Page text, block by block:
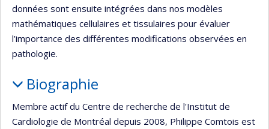
données sont ensuite intégrées dans nos modèles
mathématiques cellulaires et tissulaires pour évaluer
l’importance des différentes modifications observées en
pathologie.
Biographie
Membre actif du Centre de recherche de l'Institut de
Cardiologie de Montréal depuis 2008, Philippe Comtois est